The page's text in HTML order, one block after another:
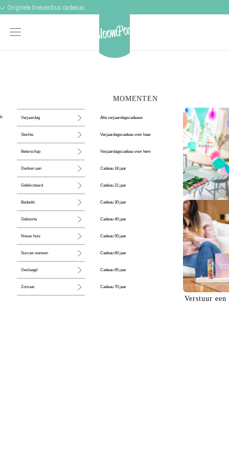
Originele brievenbus cadeaus
MOMENTEN
Verjaardag
Sterkte
Beterschap
Denken aan
Gefeliciteerd
Bedankt
Geboorte
Nieuw huis
Succes wensen
Geslaagd
Zomaar
Alle verjaardagscadeaus
Verjaardagscadeau voor haar
Verjaardagscadeau voor hem
Cadeau 18 jaar
Cadeau 21 jaar
Cadeau 30 jaar
Cadeau 40 jaar
Cadeau 50 jaar
Cadeau 60 jaar
Cadeau 65 jaar
Cadeau 70 jaar
De perfecte
Verstuur een